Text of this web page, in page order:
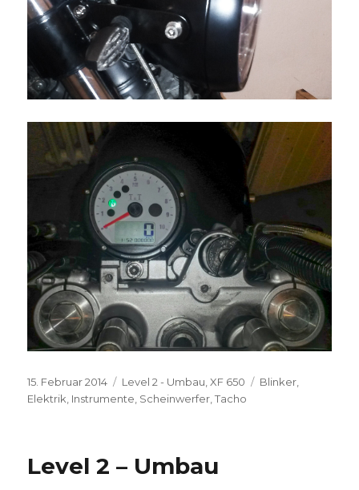
Veröffentlicht
am
15. Februar 2014 Kategorien
Level 2 - Umbau ,XF 650 Schlagwörter
Blinker
Elektrik Instrumente Scheinwerfer ,Tacho
Level 2 – Umbau